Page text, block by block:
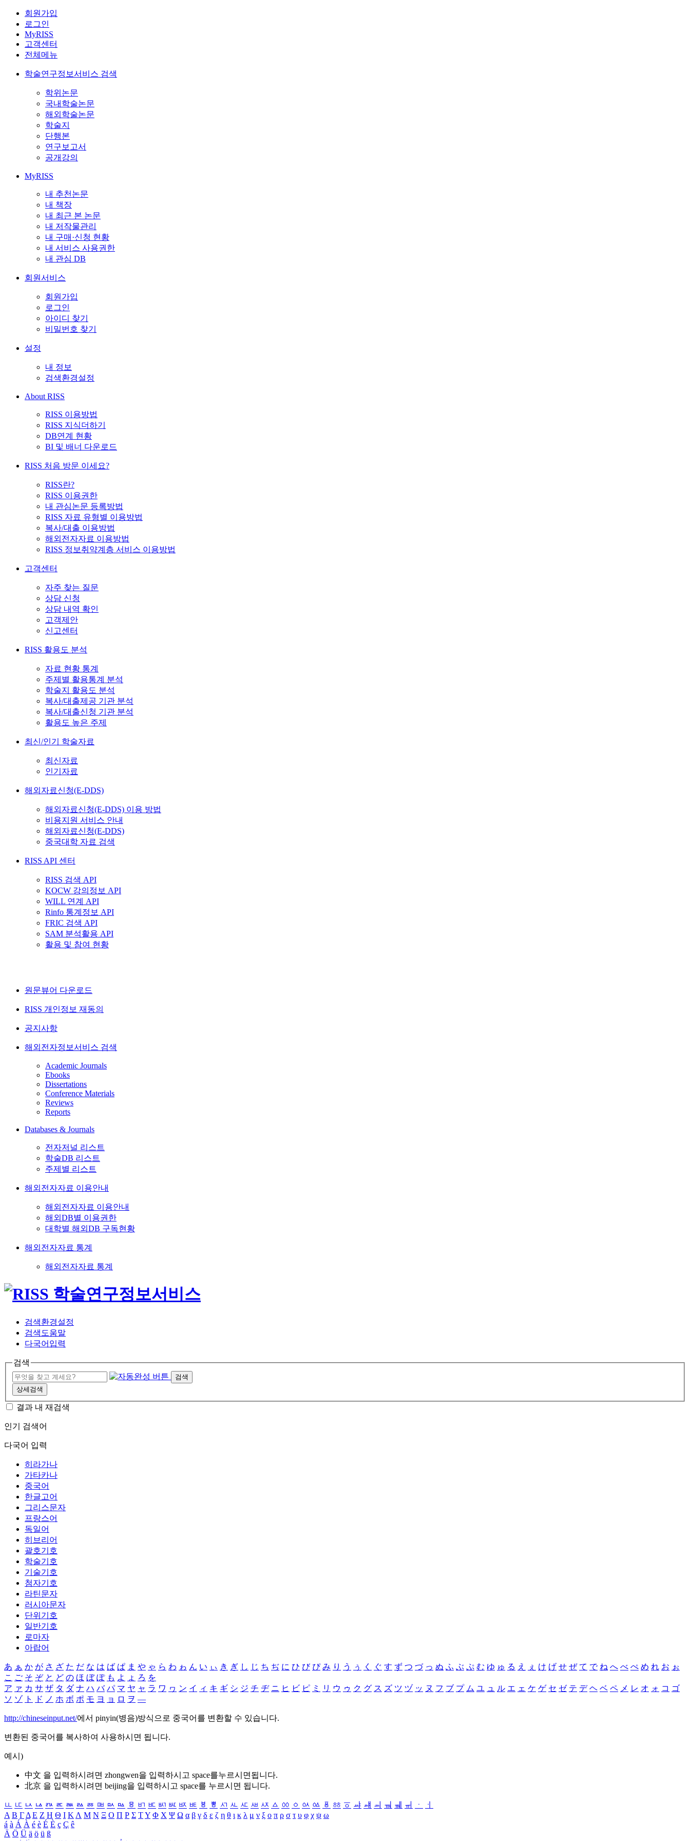
회원가입
로그인
MyRISS
고객센터
전체메뉴
학술연구정보서비스 검색
학위논문
국내학술논문
해외학술논문
학술지
단행본
연구보고서
공개강의
MyRISS
내 추천논문
내 책장
내 최근 본 논문
내 저작물관리
내 구매·신청 현황
내 서비스 사용권한
내 관심 DB
회원서비스
회원가입
로그인
아이디 찾기
비밀번호 찾기
설정
내 정보
검색환경설정
About RISS
RISS 이용방법
RISS 지식더하기
DB연계 현황
BI 및 배너 다운로드
RISS 처음 방문 이세요?
RISS란?
RISS 이용권한
내 관심논문 등록방법
RISS 자료 유형별 이용방법
복사/대출 이용방법
해외전자자료 이용방법
RISS 정보취약계층 서비스 이용방법
고객센터
자주 찾는 질문
상담 신청
상담 내역 확인
고객제안
신고센터
RISS 활용도 분석
자료 현황 통계
주제별 활용통계 분석
학술지 활용도 분석
복사/대출제공 기관 분석
복사/대출신청 기관 분석
활용도 높은 주제
최신/인기 학술자료
최신자료
인기자료
해외자료신청(E-DDS)
해외자료신청(E-DDS) 이용 방법
비용지원 서비스 안내
해외자료신청(E-DDS)
중국대학 자료 검색
RISS API 센터
RISS 검색 API
KOCW 강의정보 API
WILL 연계 API
Rinfo 통계정보 API
FRIC 검색 API
SAM 분석활용 API
활용 및 참여 현황
원문뷰어 다운로드
RISS 개인정보 재동의
공지사항
해외전자정보서비스 검색
Academic Journals
Ebooks
Dissertations
Conference Materials
Reviews
Reports
Databases & Journals
전자저널 리스트
학술DB 리스트
주제별 리스트
해외전자자료 이용안내
해외전자자료 이용안내
해외DB별 이용권한
대학별 해외DB 구독현황
해외전자자료 통계
해외전자자료 통계
검색환경설정
검색도움말
다국어입력
검색
검색
상세검색
결과 내 재검색
인기 검색어
다국어 입력
히라가나
가타카나
중국어
한글고어
그리스문자
프랑스어
독일어
히브리어
괄호기호
학술기호
기술기호
첨자기호
라틴문자
러시아문자
단위기호
일반기호
로마자
아랍어
あ ぁ か が さ ざ た だ な は ば ぱ ま や ゃ ら わ ゎ ん い ぃ き ぎ し じ ち ぢ に ひ び ぴ み り う ぅ く ぐ す ず つ づ っ ぬ ふ ぶ ぷ む ゆ ゅ る え ぇ け げ せ ぜ て で ね へ べ ぺ め れ お ぉ
こ ご そ ぞ と ど の ほ ぼ ぽ も よ ょ ろ を
ア ァ カ サ ザ タ ダ ナ ハ バ パ マ ヤ ャ ラ ワ ヮ ン イ ィ キ ギ シ ジ チ ヂ ニ ヒ ビ ピ ミ リ ウ ゥ ク グ ス ズ ツ ヅ ッ ヌ フ ブ プ ム ユ ュ ル エ ェ ケ ゲ セ ゼ テ デ ヘ ベ ペ メ レ オ ォ コ ゴ
ソ ゾ ト ド ノ ホ ボ ポ モ ヨ ョ ロ ヲ ―
http://chineseinput.net/에서 pinyin(병음)방식으로 중국어를 변환할 수 있습니다.
변환된 중국어를 복사하여 사용하시면 됩니다.
예시)
中文 을 입력하시려면 zhongwen을 입력하시고 space를누르시면됩니다.
北京 을 입력하시려면 beijing을 입력하시고 space를 누르시면 됩니다.
ㅥ ㅦ ㅧ ㅨ ㅩ ㅪ ㅫ ㅬ ㅭ ㅮ ㅯ ㅰ ㅱ ㅲ ㅳ ㅴ ㅵ ㅶ ㅷ ㅸ ㅹ ㅺ ㅻ ㅼ ㅽ ㅾ ㅿ ㆀ ㆁ ㆂ ㆃ ㆄ ㆅ ㆆ ㆇ ㆈ ㆉ ㆊ ㆋ ㆌ ㆍ
ㆎ
Α Β ΓΔ Ε Ζ Η Θ Ι ΚΛ Μ Ν Ξ Ο Π Ρ Σ ΤΥ Φ Χ Ψ Ω α β γ δ ε ζ η θ ι κ λ μ ν ξ ο π ρ σ τ υ φ χ ψ ω
á à Á À é è É È ç Ç ê
Ä Ö Ü ä ö ü ß